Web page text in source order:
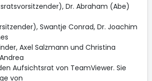
Dr. Abraham (Abe)
Swantje Conrad, Dr. Joachim
Axel Salzmann und Christina
Aufsichtsrat von TeamViewer. Sie
von